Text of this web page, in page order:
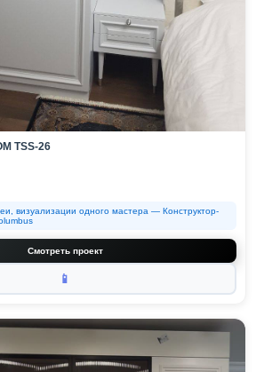
TSS-26
визуализации одного мастера — Конструктор-
Смотреть проект
📱